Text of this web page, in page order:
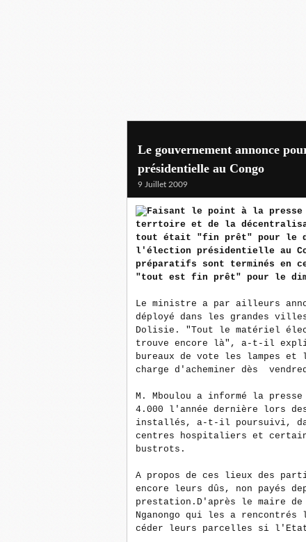
Le gouvernement annonce
présidentielle au Congo
9 Juillet 2009
Faisant le point à la
terrtoire et de la
tout était "fin prêt" pour le
l'élection présidentielle au
préparatifs sont terminés en
"tout est fin prêt" pour le
Le ministre a par ailleurs
déployé dans les grandes
Dolisie. "Tout le matériel
trouve encore là", a-t-il
bureaux de vote les lampes
charge d'acheminer dès
M. Mboulou a informé la
4.000 l'année dernière lors
installés, a-t-il poursuivi,
centres hospitaliers et
bustrots.
A propos de ces lieux des
encore leurs dûs, non payés
prestation.D'après le maire de
Nganongo qui les a
céder leurs parcelles si